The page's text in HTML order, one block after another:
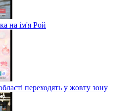
на ім'я Рой
переходять у жовту зону